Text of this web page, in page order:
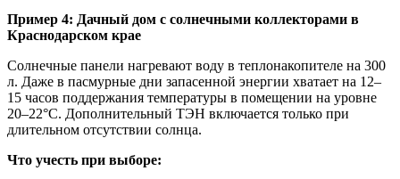
Пример 4: Дачный дом с солнечными коллекторами в
Краснодарском крае
Солнечные панели нагревают воду в теплонакопителе на 300
л. Даже в пасмурные дни запасенной энергии хватает на 12–
15 часов поддержания температуры в помещении на уровне
20–22°C. Дополнительный ТЭН включается только при
длительном отсутствии солнца.
Что учесть при выборе: